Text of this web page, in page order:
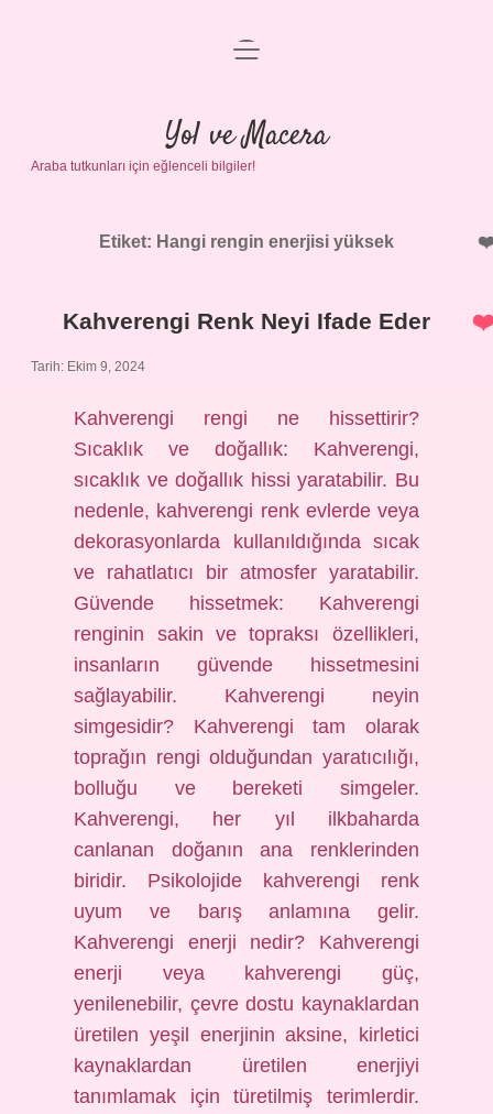
Anasayfa
Gizlilik Politikası
Yasal Uyarı
menüyü
Yol ve Macera
Araba tutkunları için eğlenceli bilgiler!
Etiket: Hangi rengin enerjisi yüksek
Kahverengi Renk Neyi Ifade Eder
Tarih: Ekim 9, 2024
Kahverengi rengi ne hissettirir?
Sıcaklık ve doğallık: Kahverengi,
sıcaklık ve doğallık hissi yaratabilir. Bu
nedenle, kahverengi renk evlerde veya
dekorasyonlarda kullanıldığında sıcak
ve rahatlatıcı bir atmosfer yaratabilir.
Güvende hissetmek: Kahverengi
renginin sakin ve topraksı özellikleri,
insanların güvende hissetmesini
sağlayabilir. Kahverengi neyin
simgesidir? Kahverengi tam olarak
toprağın rengi olduğundan yaratıcılığı,
bolluğu ve bereketi simgeler.
Kahverengi, her yıl ilkbaharda
canlanan doğanın ana renklerinden
biridir. Psikolojide kahverengi renk
uyum ve barış anlamına gelir.
Kahverengi enerji nedir? Kahverengi
enerji veya kahverengi güç,
yenilenebilir, çevre dostu kaynaklardan
üretilen yeşil enerjinin aksine, kirletici
kaynaklardan üretilen enerjiyi
tanımlamak için türetilmiş terimlerdir.